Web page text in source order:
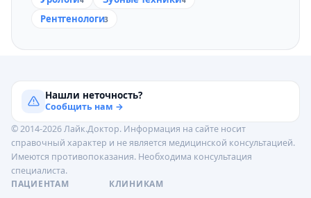
Рентгенологи3
Нашли неточность?
Сообщить нам →
© 2014-2026 Лайк.Доктор. Информация на сайте носит
справочный характер и не является медицинской консультацией.
Имеются противопоказания. Необходима консультация
специалиста.
ПАЦИЕНТАМ
КЛИНИКАМ